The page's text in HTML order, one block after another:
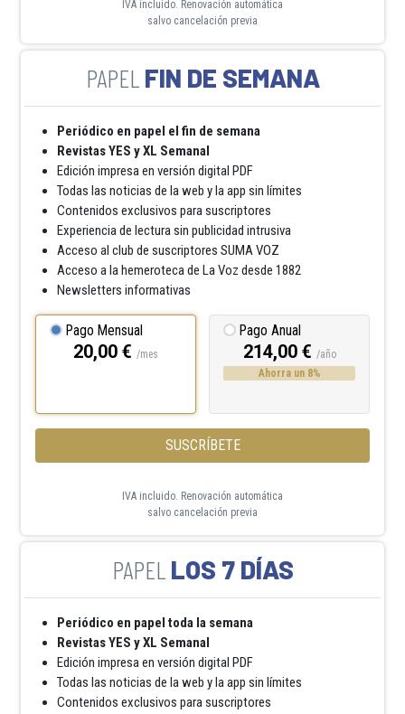
IVA incluido. Renovación automática
salvo cancelación previa
FIN DE SEMANA
Periódico en papel el fin de semana
Revistas YES y XL Semanal
Edición impresa en versión digital PDF
Todas las noticias de la web y la app sin límites
Contenidos exclusivos para suscriptores
Experiencia de lectura sin publicidad intrusiva
Acceso al club de suscriptores SUMA VOZ
Acceso a la hemeroteca de La Voz desde 1882
Newsletters informativas
Pago Mensual
20,00 € /mes
Pago Anual
214,00 € /año
Ahorra un 8%
SUSCRÍBETE
IVA incluido. Renovación automática
salvo cancelación previa
LOS 7 DÍAS
Periódico en papel toda la semana
Revistas YES y XL Semanal
Edición impresa en versión digital PDF
Todas las noticias de la web y la app sin límites
Contenidos exclusivos para suscriptores